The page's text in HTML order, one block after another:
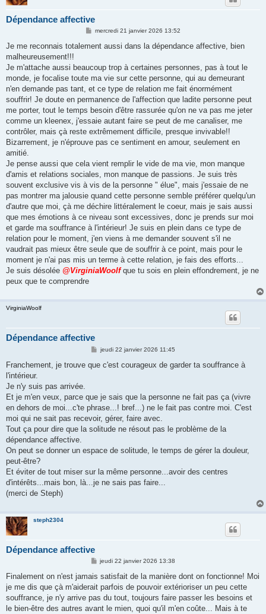
Dépendance affective
M
s
g
mercredi 21 janvier 2026 13:52
Je me reconnais totalement aussi dans la dépendance affective, bien
malheureusement!!!
Je m'attache aussi beaucoup trop à certaines personnes, pas à tout le
monde, je focalise toute ma vie sur cette personne, qui au demeurant
n'en demande pas tant, et ce type de relation me fait énormément
souffrir! Je doute en permanence de l'affection que ladite personne peut
me porter, tout le temps besoin d'être rassurée qu'on ne va pas me jeter
comme un kleenex, j'essaie autant faire se peut de me canaliser, me
contrôler, mais çà reste extrêmement difficile, presque invivable!!
Bizarrement, je n'éprouve pas ce sentiment en amour, seulement en
amitié.
Je pense aussi que cela vient remplir le vide de ma vie, mon manque
d'amis et relations sociales, mon manque de passions. Je suis très
souvent exclusive vis à vis de la personne " élue", mais j'essaie de ne
pas montrer ma jalousie quand cette personne semble préférer quelqu'un
d'autre que moi, çà me déchire littéralement le coeur, mais je sais aussi
que mes émotions à ce niveau sont excessives, donc je prends sur moi
et garde ma souffrance à l'intérieur! Je suis en plein dans ce type de
relation pour le moment, j'en viens à me demander souvent s'il ne
vaudrait pas mieux être seule que de souffrir à ce point, mais pour le
moment je n'ai pas mis un terme à cette relation, je fais des efforts...
Je suis désolée @VirginiaWoolfque tu sois en plein effondrement, je ne
peux que te comprendre
VirginiaWoolf
Dépendance affective
M
s
jeudi 22 janvier 2026 11:45
Franchement, je trouve que c'est courageux de garder ta souffrance à
l'intérieur.
Je n'y suis pas arrivée.
Et je m'en veux, parce que je sais que la personne ne fait pas ça (vivre
en dehors de moi...c'te phrase...! bref...) ne le fait pas contre moi. C'est
moi qui ne sait pas recevoir, gérer, faire avec.
Tout ça pour dire que la solitude ne résout pas le problème de la
dépendance affective.
On peut se donner un espace de solitude, le temps de gérer la douleur,
peut-être?
Et éviter de tout miser sur la même personne...avoir des centres
d'intérêts...mais bon, là...je ne sais pas faire...
(merci de Steph)
steph2304
Dépendance affective
M
s
a
g
jeudi 22 janvier 2026 13:38
Finalement on n'est jamais satisfait de la manière dont on fonctionne! Moi
je me dis que çà m'aiderait parfois de pouvoir extérioriser un peu cette
souffrance, je n'y arrive pas du tout, toujours faire passer les besoins et
le bien-être des autres avant le mien, quoi qu'il m'en coûte... Mais à te